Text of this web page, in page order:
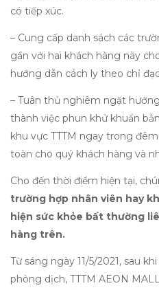
có tiếp xúc.
– Cung cấp danh sách các
gần với hai khách hàng này
hướng dẫn cách ly theo chỉ
– Tuân thủ nghiêm ngặt
thành việc phun khử khuẩn
khu vực TTTM ngay trong
toàn cho quý khách hàng và
Cho đến thời điểm hiện tại,
trường hợp nhân viên hay
hiện sức khỏe bất thường
hàng trên.
Từ sáng ngày 11/5/2021, sau
phòng dịch, TTTM AEON